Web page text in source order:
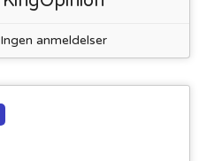
Ingen anmeldelser